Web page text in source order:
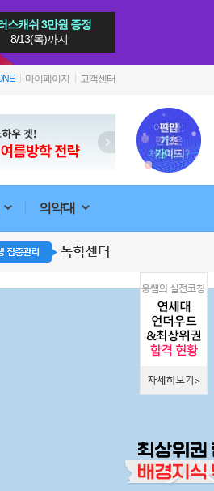
스캐쉬 3만원 증정
8/13(목)까지
마이페이지 고객센터
의약대